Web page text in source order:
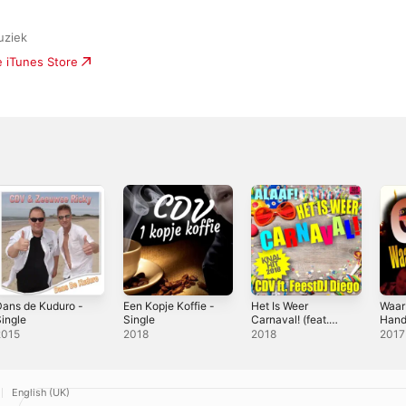
iTunes Store
de Kuduro -
Een Kopje Koffie -
Single
2018
Het Is Weer
Carnaval! (feat.
Feestdj Diego) -
2018 2017
English (UK)